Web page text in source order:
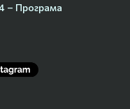
– Програма